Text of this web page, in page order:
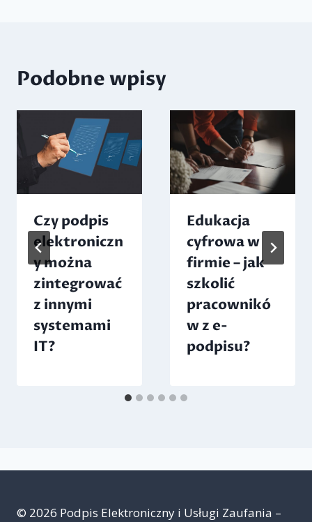
Podobne wpisy
Czy podpis
elektroniczn
y można
zintegrować
z innymi
systemami
IT?
Edukacja
cyfrowa w
firmie – jak
szkolić
pracownikó
w z e-
podpisu?
© 2026 Podpis Elektroniczny i Usługi Zaufania –